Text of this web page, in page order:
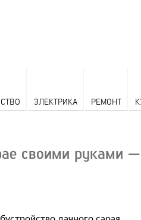
ЭЛЕКТРИКА РЕМОНТ
своими руками